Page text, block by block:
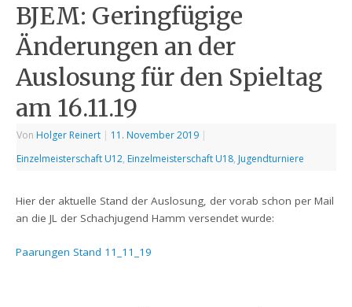
BJEM: Geringfügige
Änderungen an der
Auslosung für den Spieltag
am 16.11.19
Von Holger Reinert | 11. November 2019 |
Einzelmeisterschaft U12, Einzelmeisterschaft U18, Jugendturniere
Hier der aktuelle Stand der Auslosung, der vorab schon per Mail
an die JL der Schachjugend Hamm versendet wurde:
Paarungen Stand 11_11_19